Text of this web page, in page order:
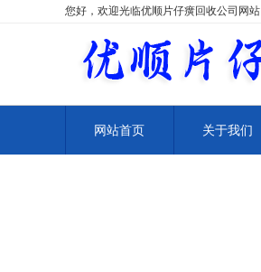
您好，欢迎光临优顺片仔癀回收公司网站
网站首页 关于我们